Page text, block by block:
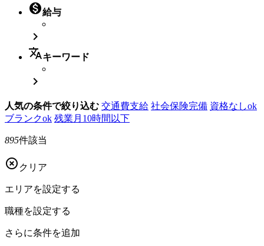
給与

translateキーワード

人気の条件で絞り込む 交通費支給 社会保険完備 資格なしok
ブランクok 残業月10時間以下
895件該当
 クリア
エリアを設定する
職種を設定する
さらに条件を追加